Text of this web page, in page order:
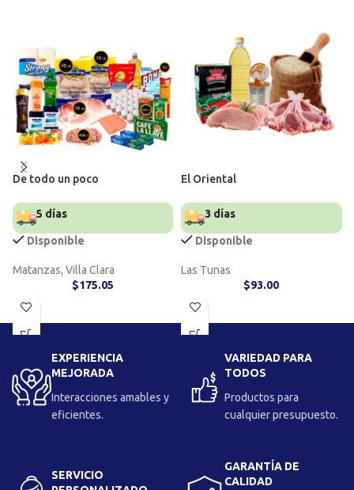
De todo un poco
5 días
Disponible
Matanzas, Villa Clara
$175.05
El Oriental
3 días
Disponible
Las Tunas
$93.00
EXPERIENCIA
MEJORADA
Interacciones amables y
eficientes.
VARIEDAD PARA
TODOS
Productos para
cualquier presupuesto.
SERVICIO
GARANTÍA DE
CALIDAD